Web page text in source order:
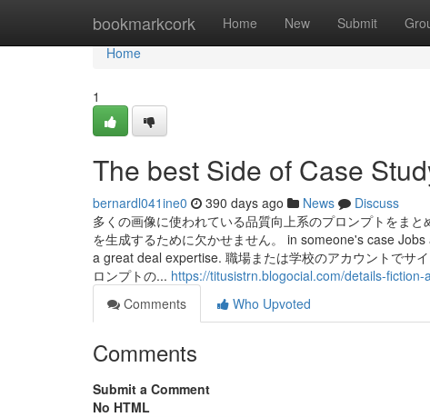
bookmarkcork Home New Submit
Home
Home
1
The best Side of Case
bernardl041ine0 390 days ago News
Discuss
多くの画像に使われている品質向上系のプロンプトをま
を生成するために欠かせません。 in someone's case
a great deal expertise. 職場または学校のアカウントでサ
ロンプトの... https://titusistrn.blogocial.com/details-
Comments
Who Upvoted
Comments
Submit a Comment
No HTML